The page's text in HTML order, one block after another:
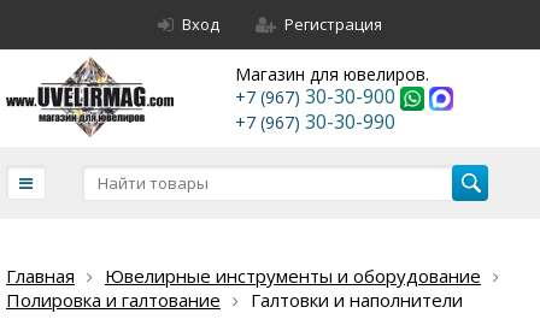
Вход Регистрация
Магазин для ювелиров.
+7 (967) 30-30-900
+7 (967) 30-30-990
Главная
Ювелирные инструменты и оборудование
Полировка и галтование
Галтовки и наполнители